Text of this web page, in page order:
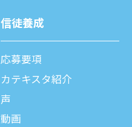
信徒養成
応募要項
カテキスタ紹介
声
動画